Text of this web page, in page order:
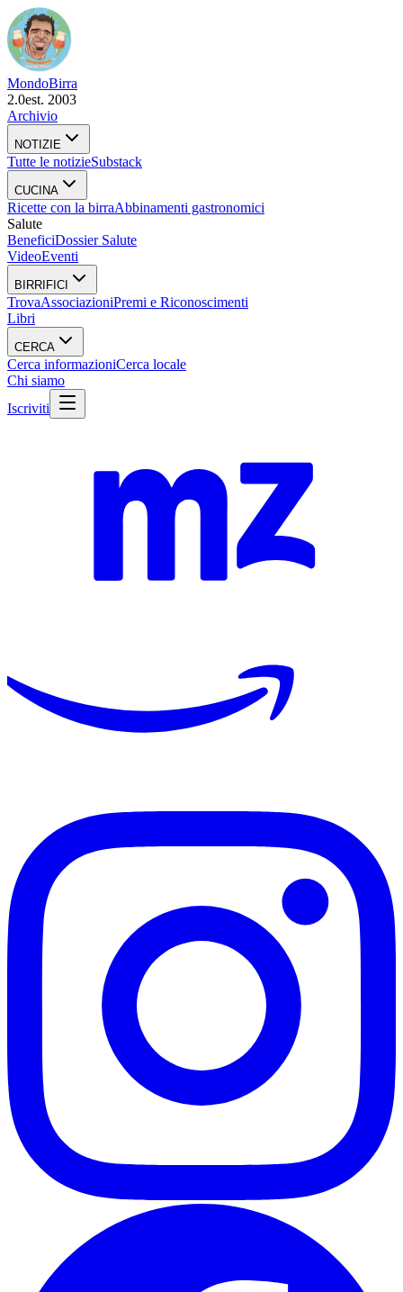
MondoBirra
2.0est. 2003
Archivio
NOTIZIE
Tutte le notizieSubstack
CUCINA
Ricette con la birraAbbinamenti gastronomici
Salute
BeneficiDossier Salute
VideoEventi
BIRRIFICI
TrovaAssociazioniPremi e Riconoscimenti
Libri
CERCA
Cerca informazioniCerca locale
Chi siamo
Iscriviti